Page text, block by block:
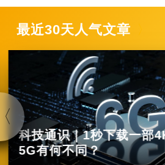
最近30天人气文章
科技通识｜1秒下载一部
5G有何不同？